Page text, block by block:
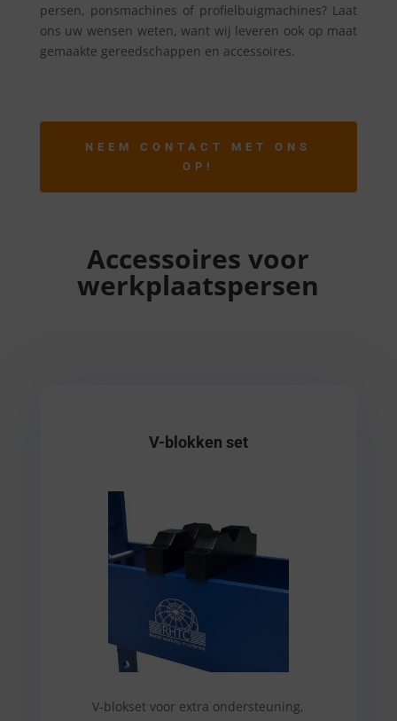
persen, ponsmachines of profielbuigmachines? Laat
ons uw wensen weten, want wij leveren ook op maat
gemaakte gereedschappen en accessoires.
NEEM CONTACT MET ONS
OP!
Accessoires voor
werkplaatspersen
V-blokken set
V-blokset voor extra ondersteuning,